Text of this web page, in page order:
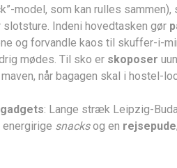
model, som kan rulles
slotsture. Indeni hovedtasken gør
og forvandle kaos til skuffer-i-
mødes. Til sko er skoposer
når bagagen skal i hostel-
: Lange stræk Leipzig-
energirige snacksog en